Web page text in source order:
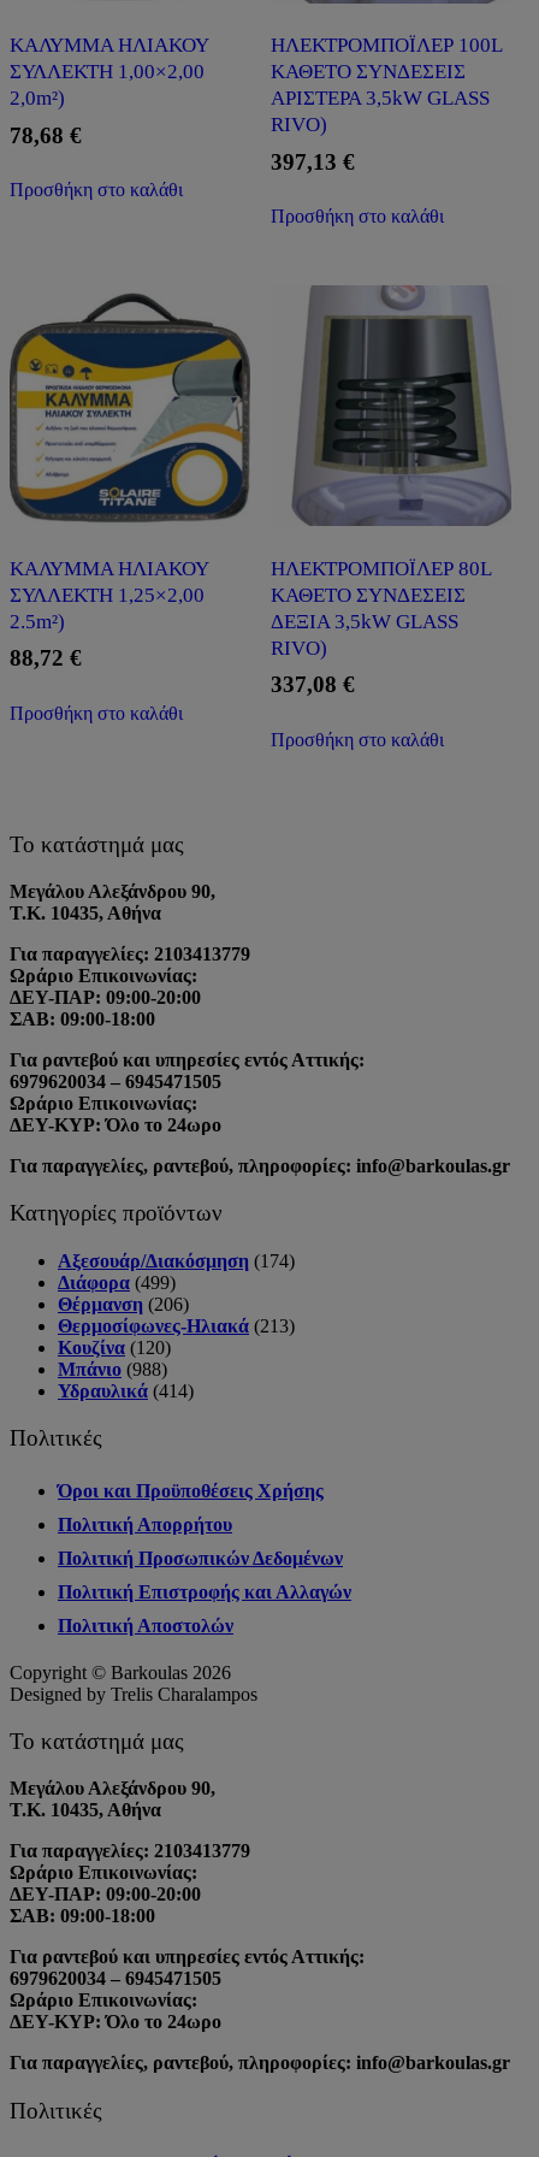
ΚΑΛΥΜΜΑ ΗΛΙΑΚΟΥ
ΣΥΛΛΕΚΤΗ 1,00×2,00
2,0m²)
78,68 €
Προσθήκη στο καλάθι
ΗΛΕΚΤΡΟΜΠΟΪΛΕΡ 100L
ΚΑΘΕΤΟ ΣΥΝΔΕΣΕΙΣ
ΑΡΙΣΤΕΡΑ 3,5kW GLASS
RIVO)
397,13 €
Προσθήκη στο καλάθι
ΚΑΛΥΜΜΑ ΗΛΙΑΚΟΥ
ΣΥΛΛΕΚΤΗ 1,25×2,00
2.5m²)
88,72 €
Προσθήκη στο καλάθι
ΗΛΕΚΤΡΟΜΠΟΪΛΕΡ 80L
ΚΑΘΕΤΟ ΣΥΝΔΕΣΕΙΣ
ΔΕΞΙΑ 3,5kW GLASS
RIVO)
337,08 €
Προσθήκη στο καλάθι
Το κατάστημά μας
Μεγάλου Αλεξάνδρου 90,
Τ.Κ. 10435, Αθήνα
Για παραγγελίες: 2103413779
Ωράριο Επικοινωνίας:
ΔΕΥ-ΠΑΡ: 09:00-20:00
ΣΑΒ: 09:00-18:00
Για ραντεβού και υπηρεσίες εντός Αττικής:
6979620034 – 6945471505
Ωράριο Επικοινωνίας:
ΔΕΥ-ΚΥΡ: Όλο το 24ωρο
Για παραγγελίες, ραντεβού, πληροφορίες: info@barkoulas.gr
Κατηγορίες προϊόντων
Αξεσουάρ/Διακόσμηση (174)
Διάφορα (499)
Θέρμανση (206)
Θερμοσίφωνες-Ηλιακά (213)
Κουζίνα (120)
Μπάνιο (988)
Υδραυλικά (414)
Πολιτικές
Όροι και Προϋποθέσεις Χρήσης
Πολιτική Απορρήτου
Πολιτική Προσωπικών Δεδομένων
Πολιτική Επιστροφής και Αλλαγών
Πολιτική Αποστολών
Copyright © Barkoulas 2026
Designed by Trelis Charalampos
Το κατάστημά μας
Μεγάλου Αλεξάνδρου 90,
Τ.Κ. 10435, Αθήνα
Για παραγγελίες: 2103413779
Ωράριο Επικοινωνίας:
ΔΕΥ-ΠΑΡ: 09:00-20:00
ΣΑΒ: 09:00-18:00
Για ραντεβού και υπηρεσίες εντός Αττικής:
6979620034 – 6945471505
Ωράριο Επικοινωνίας:
ΔΕΥ-ΚΥΡ: Όλο το 24ωρο
Για παραγγελίες, ραντεβού, πληροφορίες: info@barkoulas.gr
Πολιτικές